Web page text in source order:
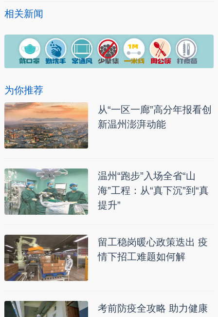
相关新闻
为你推荐
从“一区一廊”高分年报看创
新温州澎湃动能
温州“跑步”入场全省“山
海”工程：从“真下沉”到“真
提升”
留工稳岗暖心政策迭出 疫
情下招工难题如何解
考前防疫全攻略 助力健康